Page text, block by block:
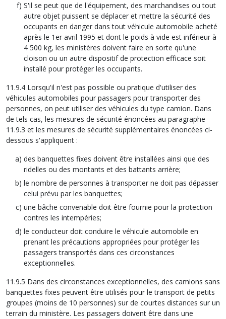
S'il se peut que de l'équipement, des marchandises ou tout
autre objet puissent se déplacer et mettre la sécurité des
occupants en danger dans tout véhicule automobile acheté
après le 1er avril 1995 et dont le poids à vide est inférieur à
4 500 kg, les ministères doivent faire en sorte qu'une
cloison ou un autre dispositif de protection efficace soit
installé pour protéger les occupants.
11.9.4 Lorsqu'il n'est pas possible ou pratique d'utiliser des
véhicules automobiles pour passagers pour transporter des
personnes, on peut utiliser des véhicules du type camion. Dans
de tels cas, les mesures de sécurité énoncées au paragraphe
11.9.3 et les mesures de sécurité supplémentaires énoncées ci-
dessous s'appliquent :
des banquettes fixes doivent être installées ainsi que des
ridelles ou des montants et des battants arrière;
le nombre de personnes à transporter ne doit pas dépasser
celui prévu par les banquettes;
une bâche convenable doit être fournie pour la protection
contres les intempéries;
le conducteur doit conduire le véhicule automobile en
prenant les précautions appropriées pour protéger les
passagers transportés dans ces circonstances
exceptionnelles.
11.9.5 Dans des circonstances exceptionnelles, des camions sans
banquettes fixes peuvent être utilisés pour le transport de petits
groupes (moins de 10 personnes) sur de courtes distances sur un
terrain du ministère. Les passagers doivent être dans une